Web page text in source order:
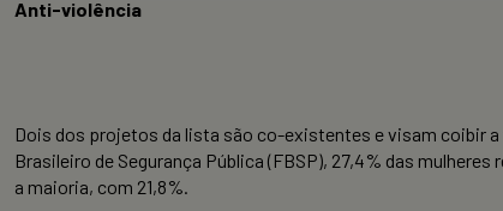
Anti-violência
Dois dos projetos da lista são co-existentes e visam coibir
Brasileiro de Segurança Pública (FBSP), 27,4% das
a maioria, com 21,8%.